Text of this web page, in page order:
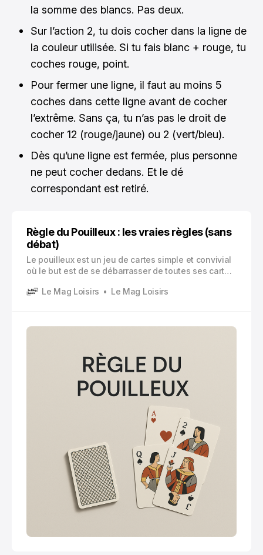
la somme des blancs. Pas deux.
Sur l’action 2, tu dois cocher dans la ligne de
la couleur utilisée. Si tu fais blanc + rouge, tu
coches rouge, point.
Pour fermer une ligne, il faut au moins 5
coches dans cette ligne avant de cocher
l’extrême. Sans ça, tu n’as pas le droit de
cocher 12 (rouge/jaune) ou 2 (vert/bleu).
Dès qu’une ligne est fermée, plus personne
ne peut cocher dedans. Et le dé
correspondant est retiré.
Règle du Pouilleux : les vraies règles (sans
débat)
Le pouilleux est un jeu de cartes simple et convivial
où le but est de se débarrasser de toutes ses cartes
dernier à garder le valet de pique, appelé “le
Le Mag Loisirs Le Mag Loisirs